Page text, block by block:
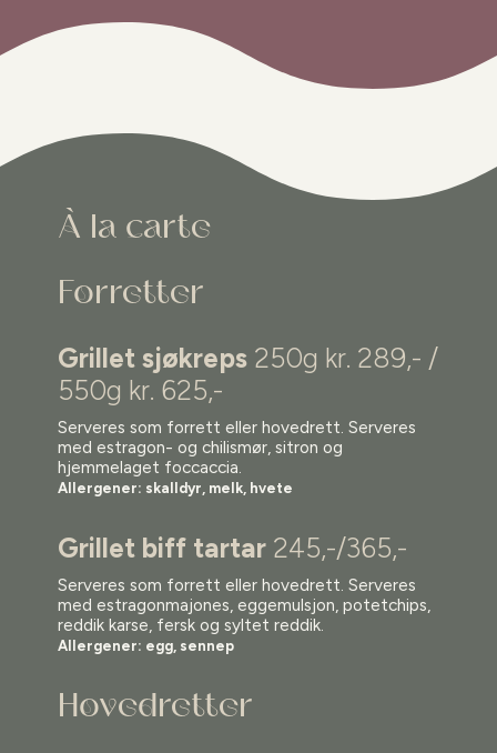
À la carte
Forretter
Grillet sjøkreps 250g kr. 289,- /
550g kr. 625,-
Serveres som forrett eller hovedrett. Serveres
med estragon- og chilismør, sitron og
hjemmelaget foccaccia.
Allergener: skalldyr, melk, hvete
Grillet biff tartar 245,-/365,-
Serveres som forrett eller hovedrett. Serveres
med estragonmajones, eggemulsjon, potetchips,
reddik karse, fersk og syltet reddik.
Allergener: egg, sennep
Hovedretter